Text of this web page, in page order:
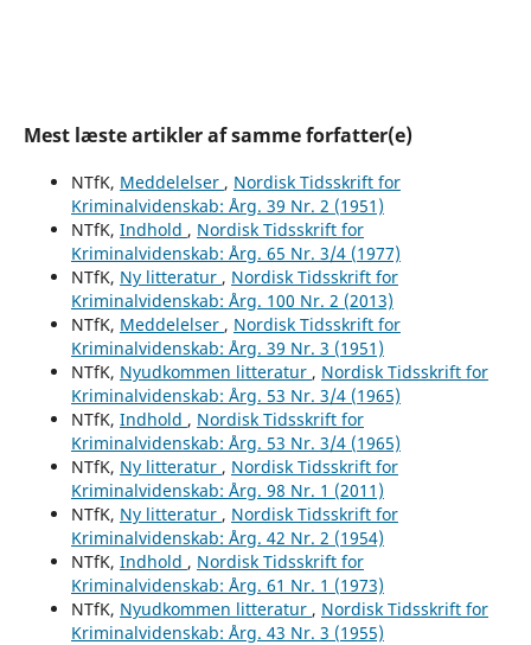
Mest læste artikler af samme forfatter(e)
NTfK, Meddelelser , Nordisk Tidsskrift for
Kriminalvidenskab: Årg. 39 Nr. 2 (1951)
NTfK, Indhold , Nordisk Tidsskrift for
Kriminalvidenskab: Årg. 65 Nr. 3/4 (1977)
NTfK, Ny litteratur , Nordisk Tidsskrift for
Kriminalvidenskab: Årg. 100 Nr. 2 (2013)
NTfK, Meddelelser , Nordisk Tidsskrift for
Kriminalvidenskab: Årg. 39 Nr. 3 (1951)
NTfK, Nyudkommen litteratur , Nordisk Tidsskrift for
Kriminalvidenskab: Årg. 53 Nr. 3/4 (1965)
NTfK, Indhold , Nordisk Tidsskrift for
Kriminalvidenskab: Årg. 53 Nr. 3/4 (1965)
NTfK, Ny litteratur , Nordisk Tidsskrift for
Kriminalvidenskab: Årg. 98 Nr. 1 (2011)
NTfK, Ny litteratur , Nordisk Tidsskrift for
Kriminalvidenskab: Årg. 42 Nr. 2 (1954)
NTfK, Indhold , Nordisk Tidsskrift for
Kriminalvidenskab: Årg. 61 Nr. 1 (1973)
NTfK, Nyudkommen litteratur , Nordisk Tidsskrift for
Kriminalvidenskab: Årg. 43 Nr. 3 (1955)